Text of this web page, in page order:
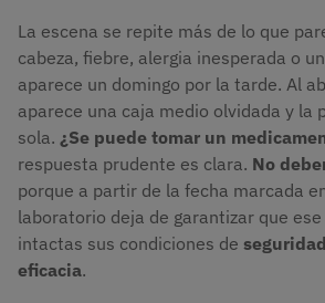
La escena se repite más de lo que
cabeza, fiebre, alergia inesperada o
aparece un domingo por la tarde. Al
aparece una caja medio olvidada y la
sola. ¿Se puede tomar un
respuesta prudente es clara. No
porque a partir de la fecha marcada
laboratorio deja de garantizar que
intactas sus condiciones de
eficacia.